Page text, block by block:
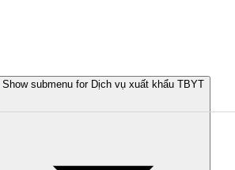
Show submenu for Dịch vụ xuất khẩu TBYT